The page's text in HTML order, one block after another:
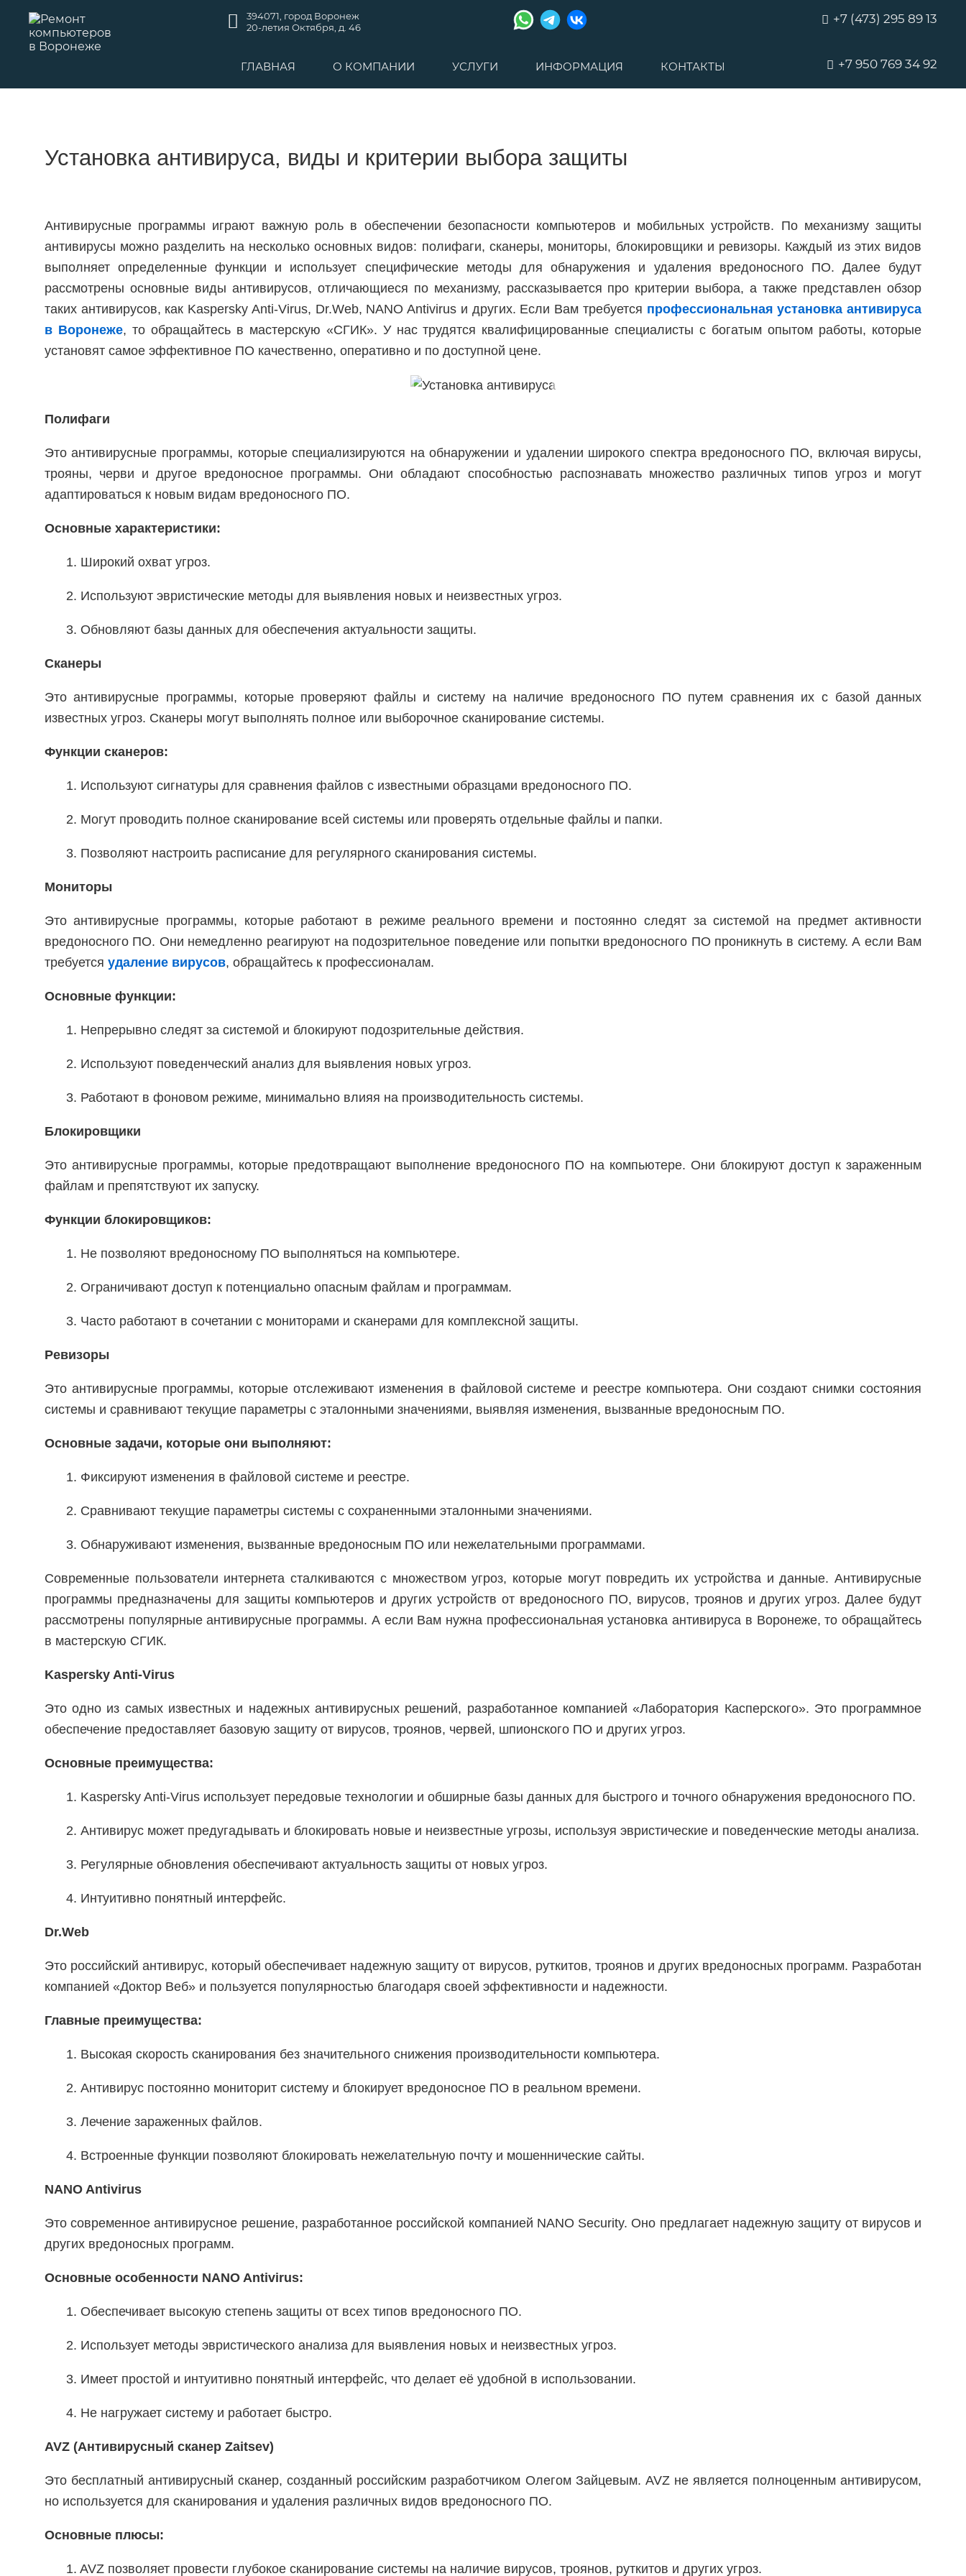
394071, город Воронеж
20-летия Октября, д. 46
+7 (473) 295 89 13
+7 950 769 34 92
ГЛАВНАЯ О КОМПАНИИ УСЛУГИ ИНФОРМАЦИЯ КОНТАКТЫ
Установка антивируса, виды и критерии выбора защиты
Антивирусные программы играют важную роль в обеспечении безопасности компьютеров и мобильных устройств. По механизму защиты
антивирусы можно разделить на несколько основных видов: полифаги, сканеры, мониторы, блокировщики и ревизоры. Каждый из этих видов
выполняет определенные функции и использует специфические методы для обнаружения и удаления вредоносного ПО. Далее будут
рассмотрены основные виды антивирусов, отличающиеся по механизму, рассказывается про критерии выбора, а также представлен обзор
таких антивирусов, как Kaspersky Anti-Virus, Dr.Web, NANO Antivirus и других. Если Вам требуется профессиональная установка антивируса
в Воронеже, то обращайтесь в мастерскую «СГИК». У нас трудятся квалифицированные специалисты с богатым опытом работы, которые
установят самое эффективное ПО качественно, оперативно и по доступной цене.
Полифаги
Это антивирусные программы, которые специализируются на обнаружении и удалении широкого спектра вредоносного ПО, включая вирусы,
трояны, черви и другое вредоносное программы. Они обладают способностью распознавать множество различных типов угроз и могут
адаптироваться к новым видам вредоносного ПО.
Основные характеристики:
1. Широкий охват угроз.
2. Используют эвристические методы для выявления новых и неизвестных угроз.
3. Обновляют базы данных для обеспечения актуальности защиты.
Сканеры
Это антивирусные программы, которые проверяют файлы и систему на наличие вредоносного ПО путем сравнения их с базой данных
известных угроз. Сканеры могут выполнять полное или выборочное сканирование системы.
Функции сканеров:
1. Используют сигнатуры для сравнения файлов с известными образцами вредоносного ПО.
2. Могут проводить полное сканирование всей системы или проверять отдельные файлы и папки.
3. Позволяют настроить расписание для регулярного сканирования системы.
Мониторы
Это антивирусные программы, которые работают в режиме реального времени и постоянно следят за системой на предмет активности
вредоносного ПО. Они немедленно реагируют на подозрительное поведение или попытки вредоносного ПО проникнуть в систему. А если Вам
требуется удаление вирусов, обращайтесь к профессионалам.
Основные функции:
1. Непрерывно следят за системой и блокируют подозрительные действия.
2. Используют поведенческий анализ для выявления новых угроз.
3. Работают в фоновом режиме, минимально влияя на производительность системы.
Блокировщики
Это антивирусные программы, которые предотвращают выполнение вредоносного ПО на компьютере. Они блокируют доступ к зараженным
файлам и препятствуют их запуску.
Функции блокировщиков:
1. Не позволяют вредоносному ПО выполняться на компьютере.
2. Ограничивают доступ к потенциально опасным файлам и программам.
3. Часто работают в сочетании с мониторами и сканерами для комплексной защиты.
Ревизоры
Это антивирусные программы, которые отслеживают изменения в файловой системе и реестре компьютера. Они создают снимки состояния
системы и сравнивают текущие параметры с эталонными значениями, выявляя изменения, вызванные вредоносным ПО.
Основные задачи, которые они выполняют:
1. Фиксируют изменения в файловой системе и реестре.
2. Сравнивают текущие параметры системы с сохраненными эталонными значениями.
3. Обнаруживают изменения, вызванные вредоносным ПО или нежелательными программами.
Современные пользователи интернета сталкиваются с множеством угроз, которые могут повредить их устройства и данные. Антивирусные
программы предназначены для защиты компьютеров и других устройств от вредоносного ПО, вирусов, троянов и других угроз. Далее будут
рассмотрены популярные антивирусные программы. А если Вам нужна профессиональная установка антивируса в Воронеже, то обращайтесь
в мастерскую СГИК.
Kaspersky Anti-Virus
Это одно из самых известных и надежных антивирусных решений, разработанное компанией «Лаборатория Касперского». Это программное
обеспечение предоставляет базовую защиту от вирусов, троянов, червей, шпионского ПО и других угроз.
Основные преимущества:
1. Kaspersky Anti-Virus использует передовые технологии и обширные базы данных для быстрого и точного обнаружения вредоносного ПО.
2. Антивирус может предугадывать и блокировать новые и неизвестные угрозы, используя эвристические и поведенческие методы анализа.
3. Регулярные обновления обеспечивают актуальность защиты от новых угроз.
4. Интуитивно понятный интерфейс.
Dr.Web
Это российский антивирус, который обеспечивает надежную защиту от вирусов, руткитов, троянов и других вредоносных программ. Разработан
компанией «Доктор Веб» и пользуется популярностью благодаря своей эффективности и надежности.
Главные преимущества:
1. Высокая скорость сканирования без значительного снижения производительности компьютера.
2. Антивирус постоянно мониторит систему и блокирует вредоносное ПО в реальном времени.
3. Лечение зараженных файлов.
4. Встроенные функции позволяют блокировать нежелательную почту и мошеннические сайты.
NANO Antivirus
Это современное антивирусное решение, разработанное российской компанией NANO Security. Оно предлагает надежную защиту от вирусов и
других вредоносных программ.
Основные особенности NANO Antivirus:
1. Обеспечивает высокую степень защиты от всех типов вредоносного ПО.
2. Использует методы эвристического анализа для выявления новых и неизвестных угроз.
3. Имеет простой и интуитивно понятный интерфейс, что делает её удобной в использовании.
4. Не нагружает систему и работает быстро.
AVZ (Антивирусный сканер Zaitsev)
Это бесплатный антивирусный сканер, созданный российским разработчиком Олегом Зайцевым. AVZ не является полноценным антивирусом,
но используется для сканирования и удаления различных видов вредоносного ПО.
Основные плюсы:
1. AVZ позволяет провести глубокое сканирование системы на наличие вирусов, троянов, руткитов и других угроз.